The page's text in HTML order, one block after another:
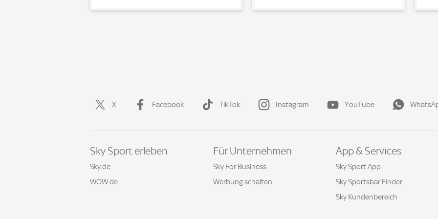
X Facebook TikTok Instagram YouTube
Sky Sport erleben
Sky.de
WOW.de
Für Unternehmen
Sky For Business
Werbung schalten
App & Services
Sky Sport App
Sky Sportsbar Finder
Sky Kundenbereich